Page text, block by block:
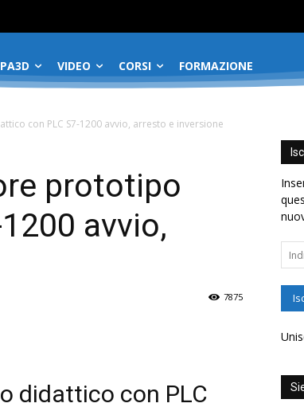
VIDEO CORSI FORMAZIONE
con PLC S7-1200 avvio, arresto e inversione
prototipo
avvio,
7875
didattico con PLC